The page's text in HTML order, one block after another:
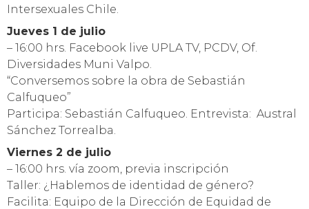
Intersexuales Chile.
Jueves 1 de julio
– 16:00 hrs. Facebook live UPLA TV, PCDV, Of.
Diversidades Muni Valpo.
“Conversemos sobre la obra de Sebastián
Calfuqueo”
Participa: Sebastián Calfuqueo. Entrevista: Austral
Sánchez Torrealba.
Viernes 2 de julio
– 16:00 hrs. vía zoom, previa inscripción
Taller: ¿Hablemos de identidad de género?
Facilita: Equipo de la Dirección de Equidad de